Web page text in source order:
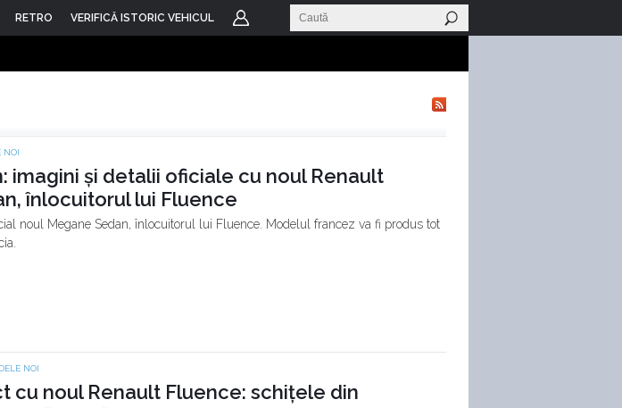
RETRO VERIFICĂ ISTORIC VEHICUL
NOI
imagini și detalii oficiale cu noul Renault
înlocuitorul lui Fluence
noul Megane Sedan, înlocuitorul lui Fluence. Modelul francez va fi produs tot
NOI
cu noul Renault Fluence: schițele din